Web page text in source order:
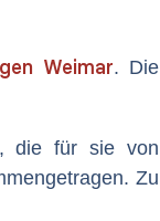
Weimar. Die
die für sie von
Zu